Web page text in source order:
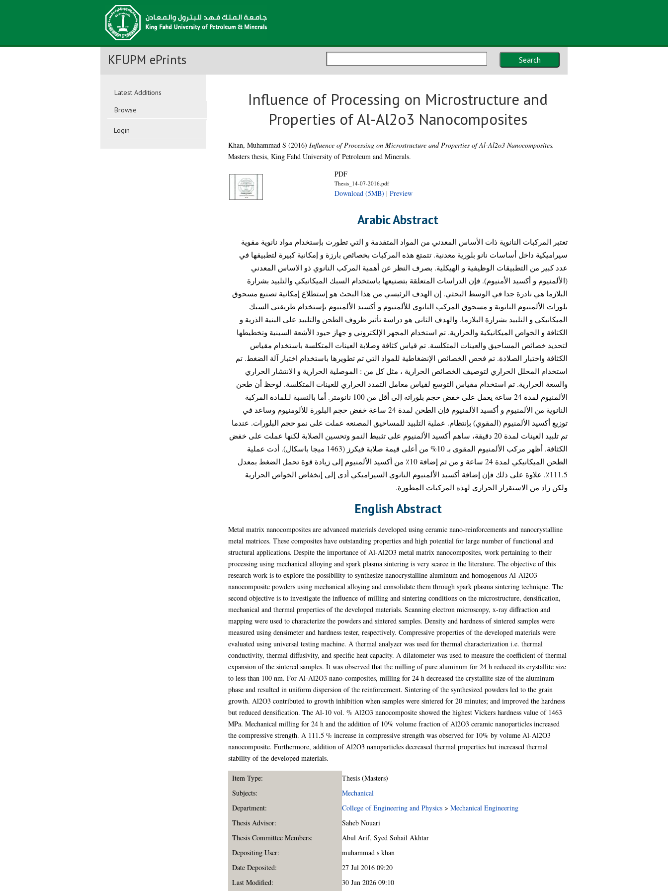
Search
KFUPM ePrints
Latest Additions
Browse
Login
Influence of Processing on Microstructure and
Properties of Al-Al2o3 Nanocomposites
Khan, Muhammad S (2016) Influence of Processing on Microstructure and Properties of Al-Al2o3 Nanocomposites.
Masters thesis, King Fahd University of Petroleum and Minerals.
PDF
Thesis_14-07-2016.pdf
Download (5MB) | Preview
Arabic Abstract
تعتبر المركبات النانوية ذات الأساس المعدني من المواد المتقدمة و التي تطورت بإستخدام مواد نانوية مقوية
سيراميكية داخل أساسات نانو بلورية معدنية. تتمتع هذه المركبات بخصائص بارزة و إمكانية كبيرة لتطبيقها في
عدد كبير من التطبيقات الوظيفية و الهيكلية. بصرف النظر عن أهمية المركب النانوي ذو الاساس المعدني
(الألمنيوم و أكسيد الأمنيوم). فإن الدراسات المتعلقة بتصنيعها باستخدام السبك الميكانيكي والتلبيد بشرارة
البلازما هي نادرة جدا في الوسط البحثي. إن الهدف الرئيسي من هذا البحث هو إستطلاع إمكانية تصنيع مسحوق
بلورات الألمنيوم النانوية و مسحوق المركب النانوي للألمنيوم و أكسيد الألمنيوم بإستخدام طريقتي السبك
الميكانيكي و التلبيد بشرارة البلازما. والهدف الثاني هو دراسة تأثير ظروف الطحن والتلبيد على البنية الذرية و
الكثافة و الخواص الميكانيكية والحرارية. تم استخدام المجهر الإلكتروني و جهاز حيود الأشعة السينية وتخطيطها
لتحديد خصائص المساحيق والعينات المتكلسة. تم قياس كثافة وصلابة العينات المتكلسة باستخدام مقياس
الكثافة واختبار الصلادة. تم فحص الخصائص الإنضغاطية للمواد التي تم تطويرها باستخدام اختبار آلة الضغط. تم
استخدام المحلل الحراري لتوصيف الخصائص الحرارية ، مثل كل من : الموصلية الحرارية و الانتشار الحراري
والسعة الحرارية. تم استخدام مقياس التوسع لقياس معامل التمدد الحراري للعينات المتكلسة. لوحظ أن طحن
الألمنيوم لمدة 24 ساعة يعمل على خفض حجم بلوراته إلى أقل من 100 نانومتر. أما بالنسبة لـلمادة المركبة
النانوية من الألمنيوم و أكسيد الألمنيوم فإن الطحن لمدة 24 ساعة خفض حجم البلورة للألومنيوم وساعد في
توزيع أكسيد الألمنيوم (المقوي) بإنتظام. عملية التلبيد للمساحيق المصنعه عملت على نمو حجم البلورات. عندما
تم تلبيد العينات لمدة 20 دقيقة، ساهم أكسيد الألمنيوم على تثبيط النمو وتحسين الصلابة لكنها عملت على خفض
الكثافة. أظهر مركب الألمنيوم المقوى بـ 10% من أعلى قيمة صلابة فيكرز (1463 ميجا باسكال). أدت عملية
الطحن الميكانيكي لمدة 24 ساعة و من ثم إضافة 10٪ من أكسيد الألمنيوم إلى زيادة قوة تحمل الضغط بمعدل
111.5٪. علاوة على ذلك فإن إضافة أكسيد الألمنيوم النانوي السيراميكي أدى إلى إنخفاض الخواص الحرارية
ولكن زاد من الاستقرار الحراري لهذه المركبات المطورة.
English Abstract
Metal matrix nanocomposites are advanced materials developed using ceramic nano-reinforcements and nanocrystalline
metal matrices. These composites have outstanding properties and high potential for large number of functional and
structural applications. Despite the importance of Al-Al2O3 metal matrix nanocomposites, work pertaining to their
processing using mechanical alloying and spark plasma sintering is very scarce in the literature. The objective of this
research work is to explore the possibility to synthesize nanocrystalline aluminum and homogenous Al-Al2O3
nanocomposite powders using mechanical alloying and consolidate them through spark plasma sintering technique. The
second objective is to investigate the influence of milling and sintering conditions on the microstructure, densification,
mechanical and thermal properties of the developed materials. Scanning electron microscopy, x-ray diffraction and
mapping were used to characterize the powders and sintered samples. Density and hardness of sintered samples were
measured using densimeter and hardness tester, respectively. Compressive properties of the developed materials were
evaluated using universal testing machine. A thermal analyzer was used for thermal characterization i.e. thermal
conductivity, thermal diffusivity, and specific heat capacity. A dilatometer was used to measure the coefficient of thermal
expansion of the sintered samples. It was observed that the milling of pure aluminum for 24 h reduced its crystallite size
to less than 100 nm. For Al-Al2O3 nano-composites, milling for 24 h decreased the crystallite size of the aluminum
phase and resulted in uniform dispersion of the reinforcement. Sintering of the synthesized powders led to the grain
growth. Al2O3 contributed to growth inhibition when samples were sintered for 20 minutes; and improved the hardness
but reduced densification. The Al-10 vol. % Al2O3 nanocomposite showed the highest Vickers hardness value of 1463
MPa. Mechanical milling for 24 h and the addition of 10% volume fraction of Al2O3 ceramic nanoparticles increased
the compressive strength. A 111.5 % increase in compressive strength was observed for 10% by volume Al-Al2O3
nanocomposite. Furthermore, addition of Al2O3 nanoparticles decreased thermal properties but increased thermal
stability of the developed materials.
Item Type:
Thesis (Masters)
Subjects:
Mechanical
Department:
College of Engineering and Physics> Mechanical Engineering
Thesis Advisor:
Saheb Nouari
Thesis Committee Members:
Abul Arif, Syed Sohail Akhtar
Depositing User:
muhammad s khan
Date Deposited:
27 Jul 2016 09:20
Last Modified:
30 Jun 2026 09:10